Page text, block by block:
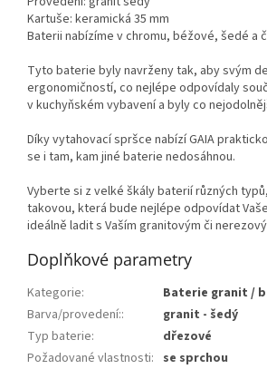
Kartuše: keramická 35 mm
Baterii nabízíme v chromu, béžové, šedé a
Tyto baterie byly navrženy tak, aby svým
ergonomičností, co nejlépe odpovídaly
v kuchyňském vybavení a byly co
Díky vytahovací spršce nabízí GAIA
se i tam, kam jiné baterie nedosáhnou.
Vyberte si z velké škály baterií různých
takovou, která bude nejlépe odpovídat
ideálně ladit s Vaším granitovým či
Doplňkové parametry
Kategorie:
Baterie granit /
Barva/provedení::
granit - šedý
Typ baterie:
dřezové
Požadované vlastnosti: se sprchou